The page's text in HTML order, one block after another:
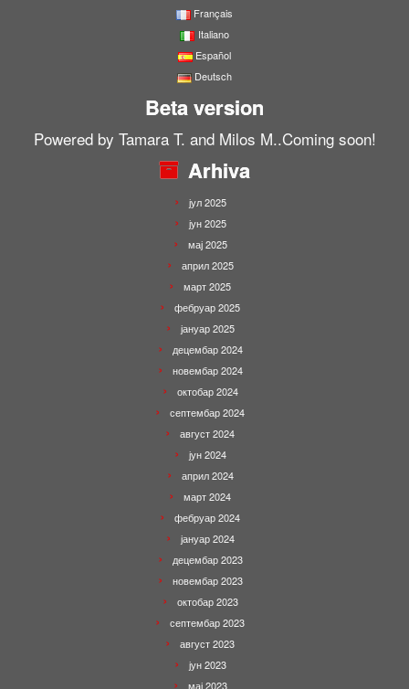
Français
Italiano
Español
Deutsch
Beta version
Powered by Tamara T. and Milos M..Coming soon!
Arhiva
јул 2025
јун 2025
мај 2025
април 2025
март 2025
фебруар 2025
јануар 2025
децембар 2024
новембар 2024
октобар 2024
септембар 2024
август 2024
јун 2024
април 2024
март 2024
фебруар 2024
јануар 2024
децембар 2023
новембар 2023
октобар 2023
септембар 2023
август 2023
јун 2023
мај 2023